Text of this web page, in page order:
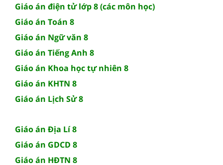
Giáo án điện tử lớp 8 (các môn học)
Giáo án Toán 8
Giáo án Ngữ văn 8
Giáo án Tiếng Anh 8
Giáo án Khoa học tự nhiên 8
Giáo án KHTN 8
Giáo án Lịch Sử 8
Giáo án Địa Lí 8
Giáo án GDCD 8
Giáo án HĐTN 8